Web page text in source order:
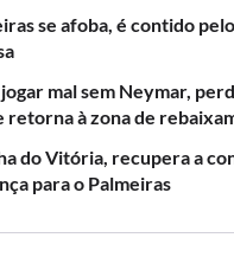
se afoba, é contido
mal sem Neymar,
retorna à zona de
do Vitória, recupera a
para o Palmeiras